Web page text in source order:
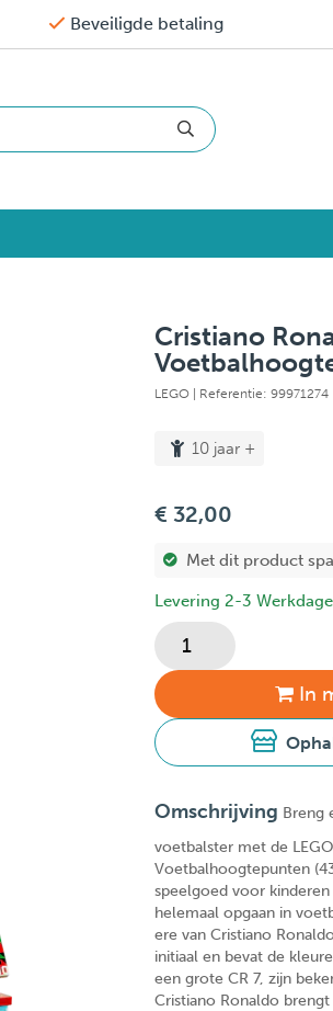
Beveiligde betaling
Cristiano
LEGO | Referentie: 99971274
10 jaar +
€ 32,00
Met dit product
Levering 2-3
In
Omschrijving Breng
voetbalster met de
Voetbalhoogtepunten
speelgoed voor
helemaal opgaan in
ere van Cristiano
initiaal en bevat de
een grote CR 7, zijn
Cristiano Ronaldo